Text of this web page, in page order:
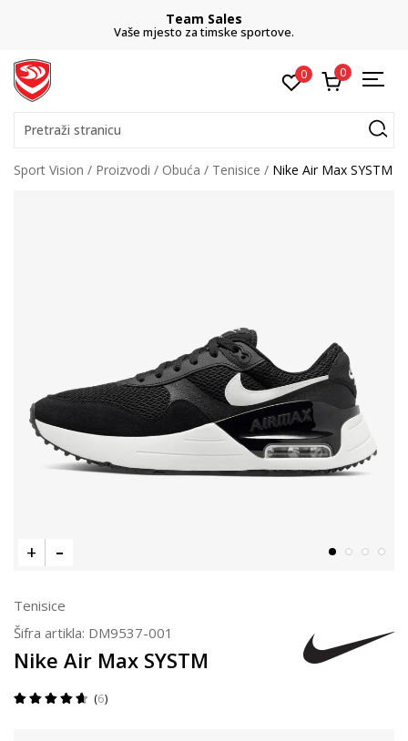
Team Sales
Vaše mjesto za timske sportove.
0 0
Pretraži stranicu
Sport Vision Proizvodi Obuća Tenisice Nike Air Max SYSTM
Tenisice
Šifra artikla: DM9537-001
Nike Air Max SYSTM
6